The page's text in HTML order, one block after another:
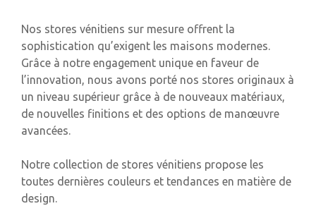
Nos stores vénitiens sur mesure offrent la
sophistication qu’exigent les maisons modernes.
Grâce à notre engagement unique en faveur de
l’innovation, nous avons porté nos stores originaux à
un niveau supérieur grâce à de nouveaux matériaux,
de nouvelles finitions et des options de manœuvre
avancées.
Notre collection de stores vénitiens propose les
toutes dernières couleurs et tendances en matière de
design.